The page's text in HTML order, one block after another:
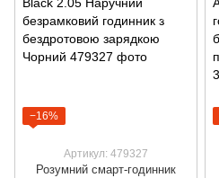
−16%
Артикул: 479327
Розумний смарт-годинник